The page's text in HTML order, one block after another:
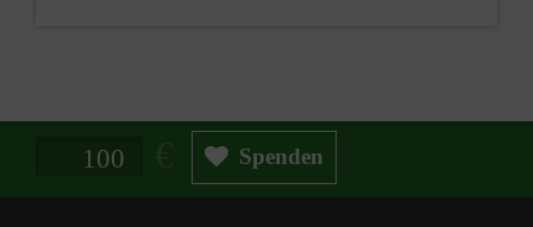
Spendenbetrag in Euro Spenden